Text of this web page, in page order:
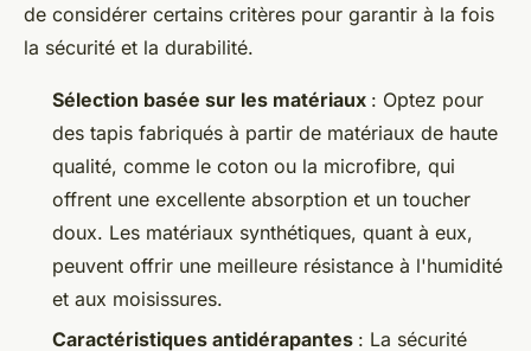
de considérer certains critères pour garantir à la fois
la sécurité et la durabilité.
Sélection basée sur les matériaux : Optez pour
des tapis fabriqués à partir de matériaux de haute
qualité, comme le coton ou la microfibre, qui
offrent une excellente absorption et un toucher
doux. Les matériaux synthétiques, quant à eux,
peuvent offrir une meilleure résistance à l'humidité
et aux moisissures.
Caractéristiques antidérapantes : La sécurité